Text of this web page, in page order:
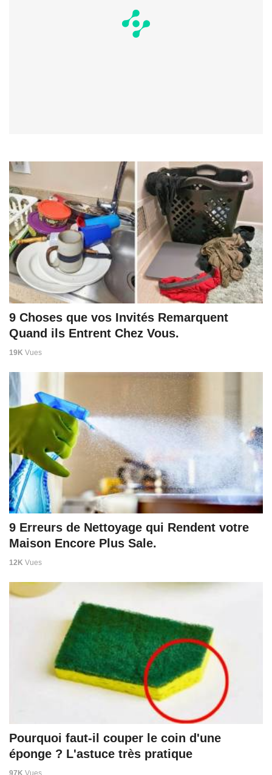
9 Choses que vos Invités Remarquent
Quand ils Entrent Chez Vous.
19K Vues
9 Erreurs de Nettoyage qui Rendent votre
Maison Encore Plus Sale.
12K Vues
Pourquoi faut-il couper le coin d'une
éponge ? L'astuce très pratique
97K Vues